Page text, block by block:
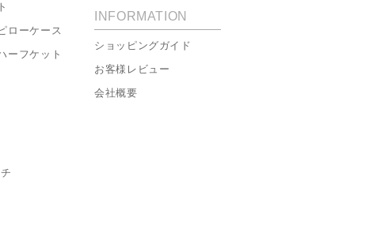
ローケース
ーフケット
INFORMATION
ショッピングガイド
お客様レビュー
会社概要